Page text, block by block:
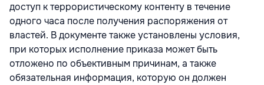
доступ к террористическому контенту в течение
одного часа после получения распоряжения от
властей. В документе также установлены условия,
при которых исполнение приказа может быть
отложено по объективным причинам, а также
обязательная информация, которую он должен